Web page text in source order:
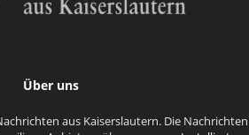
Über uns
aus Kaiserslautern. Die Nachrichten